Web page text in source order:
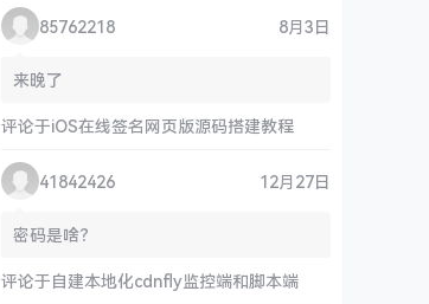
85762218 8月3日
来晚了
评论于iOS在线签名网页版源码搭建教程
41842426 12月27日
密码是啥？
评论于自建本地化cdnfly监控端和脚本端